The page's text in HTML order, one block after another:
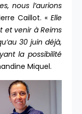
nous l’aurions
Caillot. « Elle
et venir à Reims
30 juin déjà,
la possibilité
Miquel.